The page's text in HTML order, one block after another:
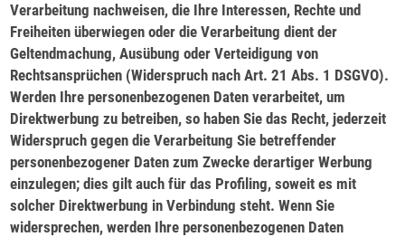
Verarbeitung nachweisen, die Ihre Interessen, Rechte und
Freiheiten überwiegen oder die Verarbeitung dient der
Geltendmachung, Ausübung oder Verteidigung von
Rechtsansprüchen (Widerspruch nach Art. 21 Abs. 1 DSGVO).
Werden Ihre personenbezogenen Daten verarbeitet, um
Direktwerbung zu betreiben, so haben Sie das Recht, jederzeit
Widerspruch gegen die Verarbeitung Sie betreffender
personenbezogener Daten zum Zwecke derartiger Werbung
einzulegen; dies gilt auch für das Profiling, soweit es mit
solcher Direktwerbung in Verbindung steht. Wenn Sie
widersprechen, werden Ihre personenbezogenen Daten